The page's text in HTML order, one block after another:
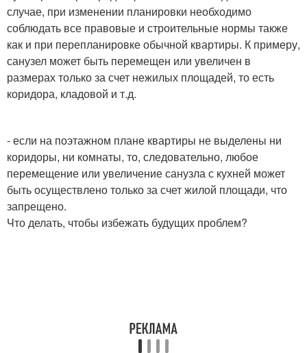
случае, при изменении планировки необходимо
соблюдать все правовые и строительные нормы также
как и при перепланировке обычной квартиры. К примеру,
санузел может быть перемещен или увеличен в
размерах только за счет нежилых площадей, то есть
коридора, кладовой и т.д.
- если на поэтажном плане квартиры не выделены ни
коридоры, ни комнаты, то, следовательно, любое
перемещение или увеличение санузла с кухней может
быть осуществлено только за счет жилой площади, что
запрещено.
Что делать, чтобы избежать будущих проблем?